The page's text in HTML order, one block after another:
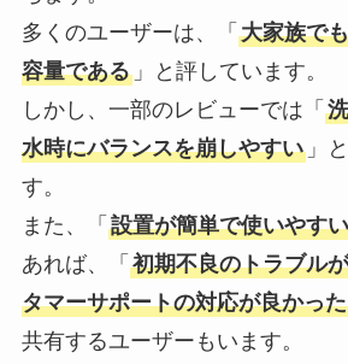
多くのユーザーは、「 大家族で
容量である」と評しています。
しかし、一部のレビューでは「
水時にバランスを崩しやすい」
す。
また、「 設置が簡単で使いやすい
あれば、「 初期不良のトラブル
タマーサポートの対応が良かった
共有するユーザーもいます。